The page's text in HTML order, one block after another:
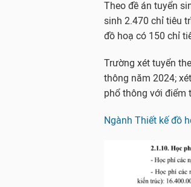
Theo đề án tuyển
sinh 2.470 chỉ tiêu
đồ hoạ có 150 chỉ
Trường xét tuyển
thông năm 2024;
phổ thông với điểm
Ngành Thiết kế đồ